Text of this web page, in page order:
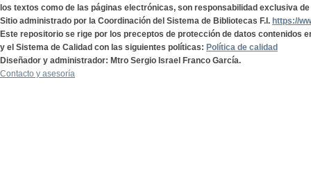
los textos como de las páginas electrónicas, son responsabilidad exclusiva
Sitio administrado por la Coordinación del Sistema de Bibliotecas F.I. https://
Este repositorio se rige por los preceptos de protección de datos contenidos
y el Sistema de Calidad con las siguientes políticas: Política de calidad
Diseñador y administrador: Mtro Sergio Israel Franco García.
Contacto y asesoría